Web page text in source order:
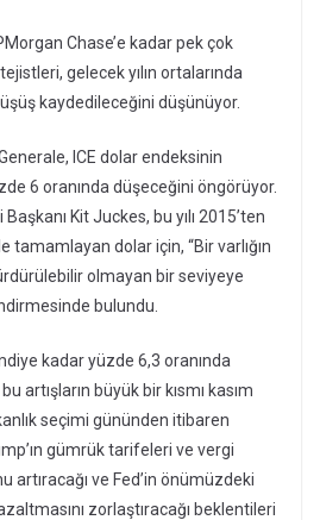
Chase’e kadar pek çok
gelecek yılın ortalarında
kaydedileceğini düşünüyor.
ICE dolar endeksinin
6 oranında düşeceğini öngörüyor.
Kit Juckes, bu yılı 2015’ten
tamamlayan dolar için, “Bir varlığın
olmayan bir seviyeye
bulundu.
kadar yüzde 6,3 oranında
artışların büyük bir kısmı kasım
seçimi gününden itibaren
gümrük tarifeleri ve vergi
artıracağı ve Fed’in önümüzdeki
zorlaştıracağı beklentileri